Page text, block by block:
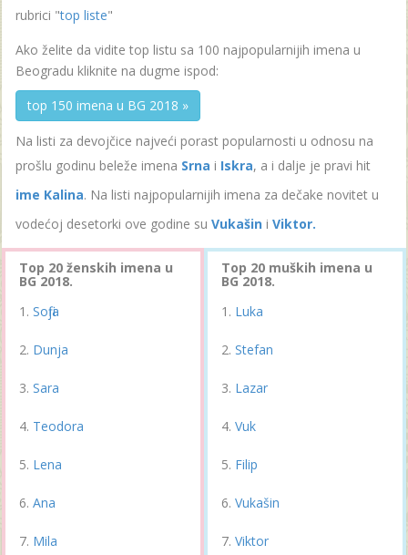
rubrici "top liste"
Ako želite da vidite top listu sa 100 najpopularnijih imena u
Beogradu kliknite na dugme ispod:
top 150 imena u BG 2018 »
Na listi za devojčice najveći porast popularnosti u odnosu na
prošlu godinu beleže imena Srna i Iskra, a i dalje je pravi hit
ime Kalina. Na listi najpopularnijih imena za dečake novitet u
vodećoj desetorki ove godine su Vukašin i Viktor.
Top 20 ženskih imena u
BG 2018.
Sofija
Dunja
Sara
Teodora
Lena
Ana
Mila
Top 20 muških imena u
BG 2018.
Luka
Stefan
Lazar
Vuk
Filip
Vukašin
Viktor